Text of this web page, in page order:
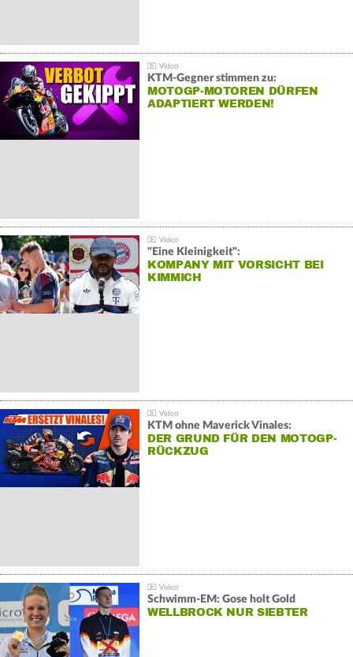
KTM-Gegner stimmen zu:
MOTOGP-MOTOREN DÜRFEN
ADAPTIERT WERDEN!
"Eine Kleinigkeit":
KOMPANY MIT VORSICHT BEI
KIMMICH
KTM ohne Maverick Vinales:
DER GRUND FÜR DEN MOTOGP-
RÜCKZUG
Schwimm-EM: Gose holt Gold
WELLBROCK NUR SIEBTER